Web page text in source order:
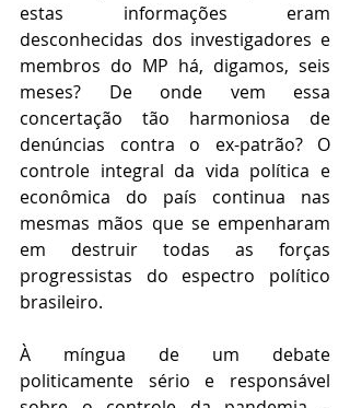
estas informações eram
desconhecidas dos investigadores e
membros do MP há, digamos, seis
meses? De onde vem essa
concertação tão harmoniosa de
denúncias contra o ex-patrão? O
controle integral da vida política e
econômica do país continua nas
mesmas mãos que se empenharam
em destruir todas as forças
progressistas do espectro político
brasileiro.
À míngua de um debate
politicamente sério e responsável